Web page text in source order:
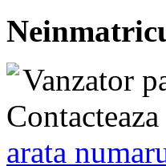
Vanzator
arata